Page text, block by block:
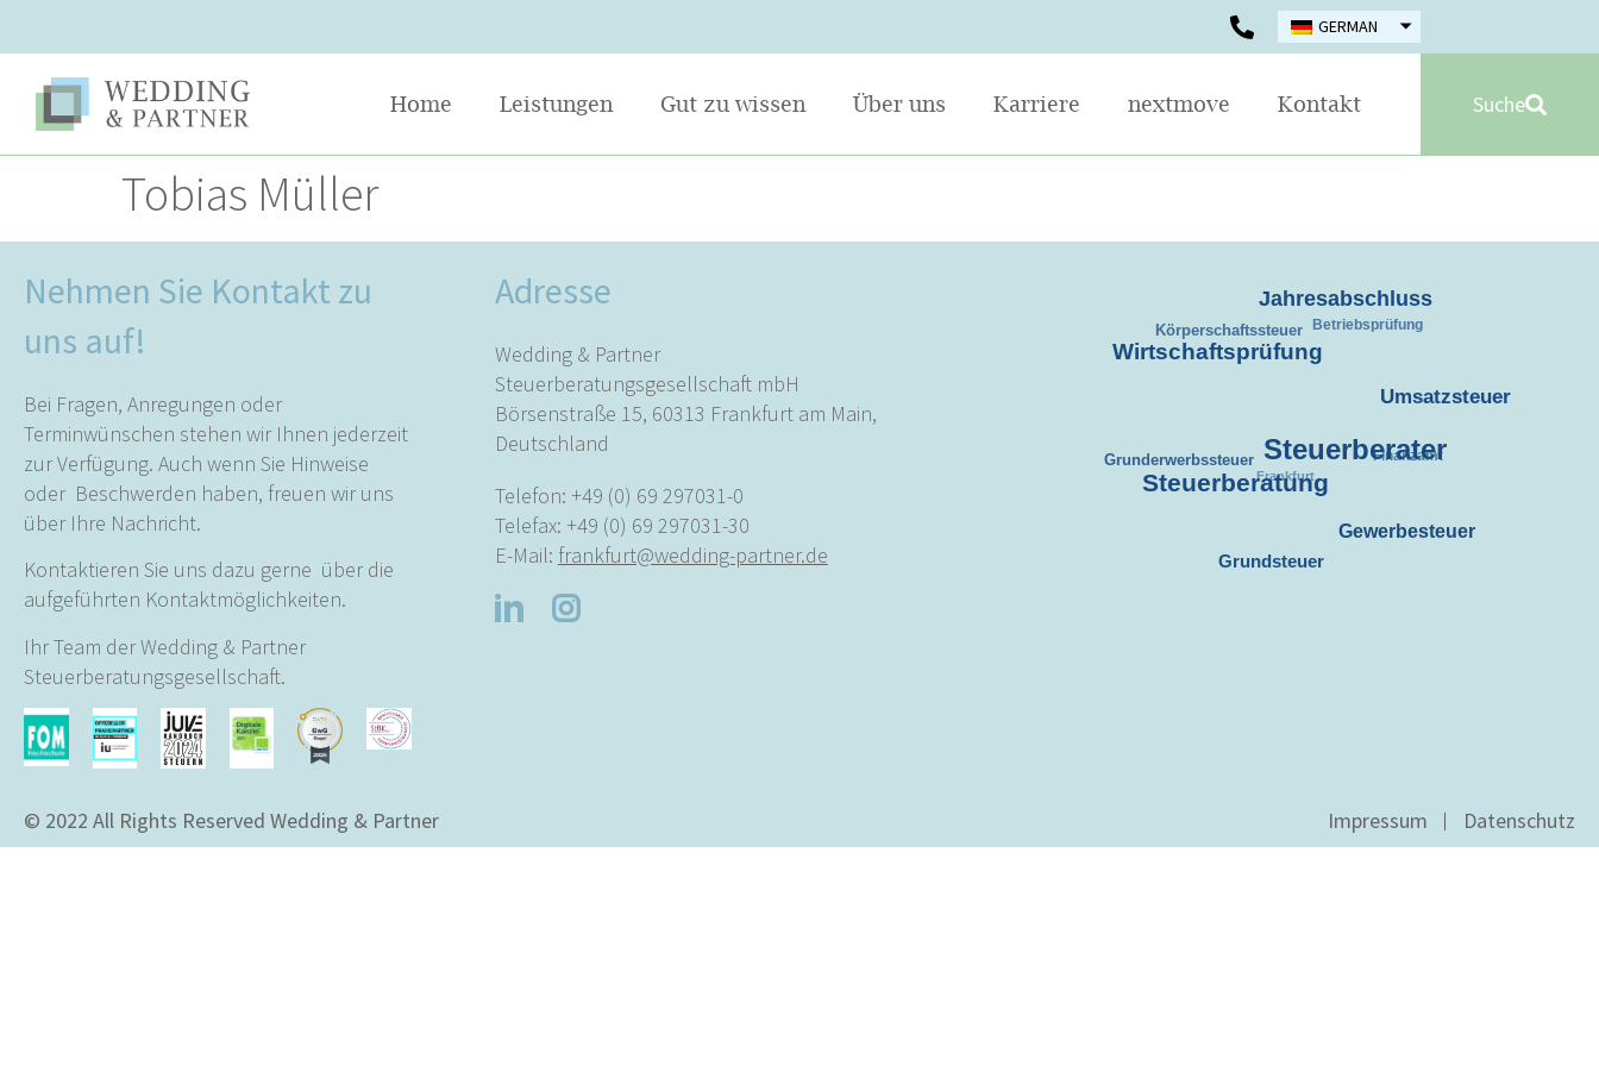
Home Leistungen Gut zu wissen Über uns Karriere nextmove Kontakt Suche
Tobias Müller
Nehmen Sie Kontakt zu
uns auf!
Bei Fragen, Anregungen oder
Terminwünschen stehen wir Ihnen jederzeit
zur Verfügung. Auch wenn Sie Hinweise
oder Beschwerden haben, freuen wir uns
über Ihre Nachricht.
Kontaktieren Sie uns dazu gerne über die
aufgeführten Kontaktmöglichkeiten.
Ihr Team der Wedding & Partner
Steuerberatungsgesellschaft.
Adresse
Wedding & Partner
Steuerberatungsgesellschaft mbH
Börsenstraße 15, 60313 Frankfurt am Main,
Deutschland
Telefon: +49 (0) 69 297031-0
Telefax: +49 (0) 69 297031-30
E-Mail: frankfurt@wedding-partner.de
Steuerberater
Steuerberatung
Wirtschaftsprüfung
Jahresabschluss
Umsatzsteuer
Gewerbesteuer
Grundsteuer
Grunderwerbssteuer
Körperschaftssteuer Betriebsprüfung
Finanzamt
Frankfurt
© 2022 All Rights Reserved Wedding & Partner Impressum Datenschutz
GERMAN